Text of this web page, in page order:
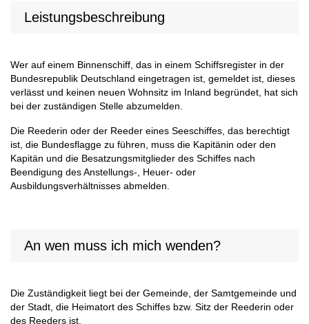
Leistungsbeschreibung
Wer auf einem Binnenschiff, das in einem Schiffsregister in der
Bundesrepublik Deutschland eingetragen ist, gemeldet ist, dieses
verlässt und keinen neuen Wohnsitz im Inland begründet, hat sich
bei der zuständigen Stelle abzumelden.
Die Reederin oder der Reeder eines Seeschiffes, das berechtigt
ist, die Bundesflagge zu führen, muss die Kapitänin oder den
Kapitän und die Besatzungsmitglieder des Schiffes nach
Beendigung des Anstellungs-, Heuer- oder
Ausbildungsverhältnisses abmelden.
An wen muss ich mich wenden?
Die Zuständigkeit liegt bei der Gemeinde, der Samtgemeinde und
der Stadt, die Heimatort des Schiffes bzw. Sitz der Reederin oder
des Reeders ist.